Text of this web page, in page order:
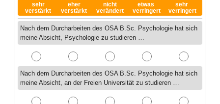
sehr
verstärkt
eher
verstärkt
nicht
verändert
etwas
verringert
sehr
verringert
Nach dem Durcharbeiten des OSA B.Sc. Psychologie hat sich
meine Absicht, Psychologie zu studieren …
Nach dem Durcharbeiten des OSA B.Sc. Psychologie hat sich
meine Absicht, an der Freien Universität zu studieren …